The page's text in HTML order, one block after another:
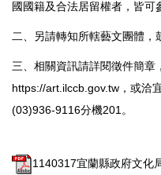
國國籍及合法居留權者，皆可
二、另請轉知所轄藝文團體，
三、相關資訊請詳閱徵件簡章
https://art.ilccb.gov.tw，或洽
(03)936-9116分機201。
1140317宜蘭縣政府文化